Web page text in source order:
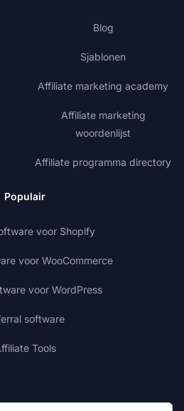
Blog
Sjablonen
Affiliate marketing academy
Affiliate marketing
woordenlijst
Affiliate programma directory
Populair
voor Shopify
voor WooCommerce
voor WordPress
software
Tools